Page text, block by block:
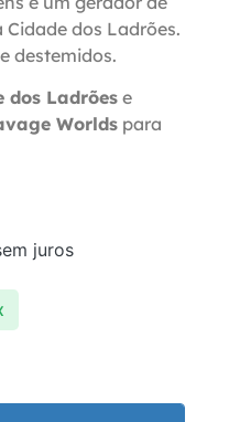
dos Ladrões.
destemidos.
dos Ladrõese
Worlds para
juros